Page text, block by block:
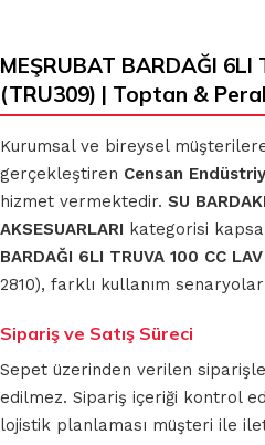
MEŞRUBAT BARDAĞI 6LI
(TRU309) | Toptan &
Kurumsal ve bireysel
gerçekleştiren Censan
hizmet vermektedir. SU
AKSESUARLARI kategorisi
BARDAĞI 6LI TRUVA 100 CC
2810), farklı kullanım
Sipariş ve Satış Süreci
Sepet üzerinden verilen
edilmez. Sipariş içeriği kontrol
lojistik planlaması müşteri ile